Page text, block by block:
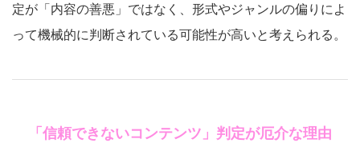
定が「内容の善悪」ではなく、形式やジャンルの偏りによ
って機械的に判断されている可能性が高いと考えられる。
「信頼できないコンテンツ」判定が厄介な理由